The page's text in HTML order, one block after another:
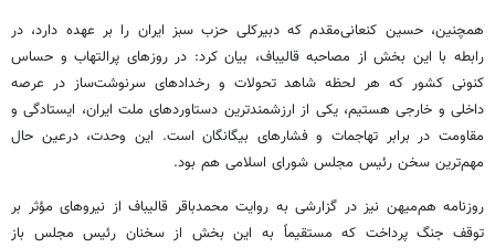
همچنین، حسین کنعانی‌مقدم که دبیرکلی حزب سبز ایران را بر عهده دارد، در
رابطه با این بخش از مصاحبه قالیباف، بیان کرد: در روزهای پرالتهاب و حساس
کنونی کشور که هر لحظه شاهد تحولات و رخدادهای سرنوشت‌ساز در عرصه
داخلی و خارجی هستیم، یکی از ارزشمندترین دستاوردهای ملت ایران، ایستادگی و
مقاومت در برابر تهاجمات و فشارهای بیگانگان است. این وحدت، درعین حال
مهم‌ترین سخن رئیس مجلس شورای اسلامی هم بود.
روزنامه هم‌میهن نیز در گزارشی به روایت محمدباقر قالیباف از نیروهای مؤثر بر
توقف جنگ پرداخت که مستقیماً به این بخش از سخنان رئیس مجلس باز